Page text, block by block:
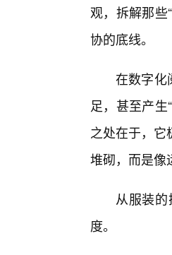
观，拆解那
协的底线。
在数字化
足，甚至产
之处在于，它
堆砌，而是像
从服装
度。